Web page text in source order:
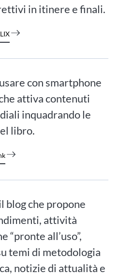
in itinere e finali.
usare con smartphone
attiva contenuti
inquadrando le
libro.
blog che propone
attività
“pronte all’uso”,
temi di metodologia
notizie di attualità e